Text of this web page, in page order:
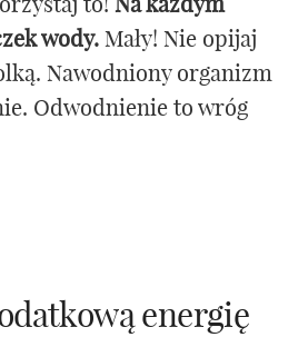
wody. Mały! Nie opijaj
Nawodniony organizm
Odwodnienie to wróg
energię